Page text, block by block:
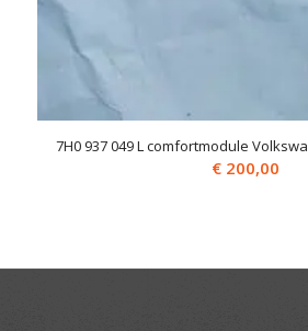
7H0 937 049 L comfortmodule
€200,00